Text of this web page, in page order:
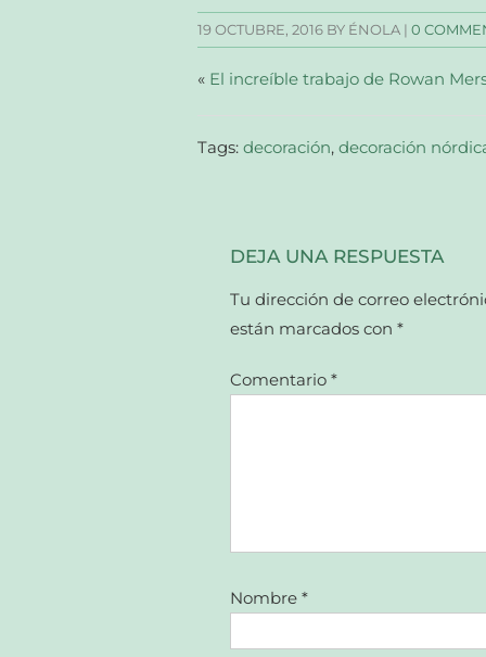
una
ventana
nueva)
una
ventana
nueva)
una
ventana
nueva)
a
un
amigo
abre
en
19 OCTUBRE, 2016 BY ÉNOLA | 0
« El increíble trabajo de Rowan
Tags: decoración, decoración
DEJA UNA RESPUESTA
Tu dirección de correo
están marcados con *
Comentario *
Nombre *